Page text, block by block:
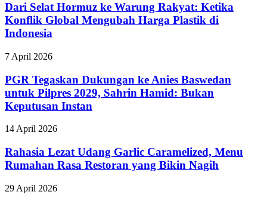
Dari Selat Hormuz ke Warung Rakyat: Ketika
Konflik Global Mengubah Harga Plastik di
Indonesia
7 April 2026
PGR Tegaskan Dukungan ke Anies Baswedan
untuk Pilpres 2029, Sahrin Hamid: Bukan
Keputusan Instan
14 April 2026
Rahasia Lezat Udang Garlic Caramelized, Menu
Rumahan Rasa Restoran yang Bikin Nagih
29 April 2026